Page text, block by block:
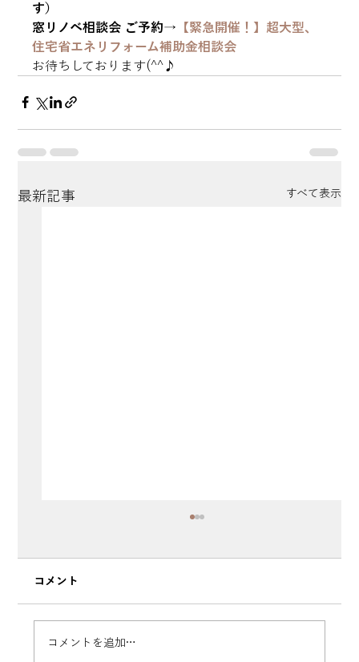
す）
窓リノベ相談会 ご予約→ 【緊急開催！】超大型、
住宅省エネリフォーム補助金相談会
お待ちしております(^^♪
最新記事 すべて表示
コメント
コメントを追加…